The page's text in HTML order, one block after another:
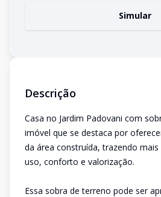
Simular
Descrição
Casa no Jardim Padovani com
imóvel que se destaca por
da área construída, trazendo mais
uso, conforto e valorização.
Essa sobra de terreno pode ser